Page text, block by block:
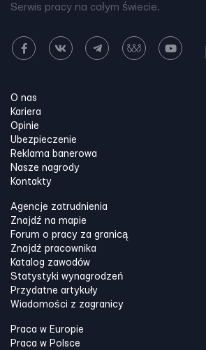
Serwis pracy na całym świecie.
O nas
Kariera
Opinie
Ubezpieczenie
Reklama banerowa
Nasze nagrody
Kontakty
Agencje zatrudnienia
Znajdź na mapie
Forum o pracy za granicą
Znajdź pracownika
Katalog zawodów
Statystyki wynagrodzeń
Przydatne artykuły
Wiadomości z zagranicy
Praca w Europie
Praca w Polsce